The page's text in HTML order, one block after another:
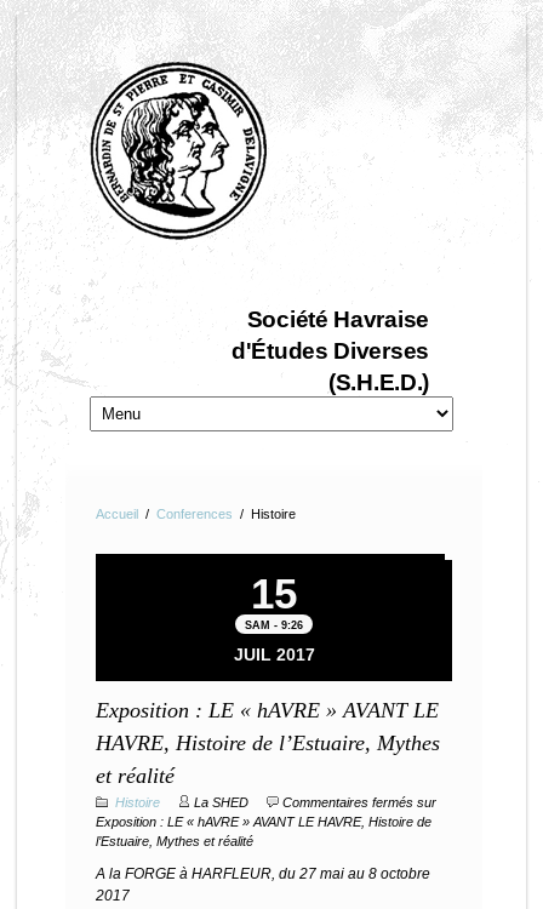
Société Havraise
d'Études Diverses
(S.H.E.D.)
Accueil / Conferences / Histoire
15
SAM - 9:26
JUIL 2017
Exposition : LE « hAVRE » AVANT LE
HAVRE, Histoire de l’Estuaire, Mythes
et réalité
Histoire La SHED Commentaires fermés sur
Exposition : LE « hAVRE » AVANT LE HAVRE, Histoire de
l’Estuaire, Mythes et réalité
A la FORGE à HARFLEUR, du 27 mai au 8 octobre
2017